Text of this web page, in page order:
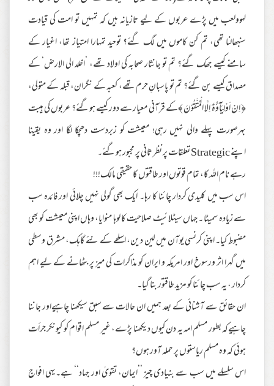
لہوولعب میں پڑے عربوں کے لیے تازیانہ ہیں کہ تمہیں تو امت کی قیادت
سنبھالنا تھی، تم کن کاموں میں لگ گئے؟ توحید تمہارا امتیاز تھا، اغیار کے
سامنے کیسے جھک گئے؟ تم تو جانثار صحابہ کی اولاد تھے، ’اخلد الی الارض‘ کے
مصداق کیسے بن گئے؟ تم تو پاسبانِ حرم تھے، کعبہ کے نگران، قبلہ کے متولی،
﴿ اِنْ اَوْلِيَآؤُهٗۤ اِلَّا الْمُتَّقُوْنَ ﴾کے قرآنی معیار سے دور کیسے ہوگئے؟ عربوں کی ہیبت
بہرصورت پہلے والی نہیں رہی؛ معیشت کو زبردست دھچکا لگا اور وہ یقینا
اپنے Strategic تعلقات پر نظر ثانی پر مجبور ہوگئے۔
رہے نام اللہ کا، تمام قوتوں اور طاقتوں کا حقیقی مالک!!!
اس سب میں کلیدی کردار چائنا کا رہا۔ ایک بھی گولی نہیں چلائی اور فائدہ سب
سے زیادہ سمیٹا ۔ جہاں سیٹلائیٹ صلاحیت کا لوہا منوایا، وہاں اپنی معیشت کو بھی
مضبوط کیا۔ اپنی کرنسی یوآن میں لین دین، اسلحے کے نئے گاہک، مشرق وسطی
میں گہرا اثر ورسوخ اور امریکہ و ایران کو مذاکرات کی میز پر بٹھانے کے لیے اہم
کردار ، یہ سب چائنا کو مزید طاقتور بنا گیا۔
ان حقائق سے آشنائی کے بعد ہمیں ان حالات سے سبق سیکھنا چاہیےاور جاننا
چاہیےکہ بطور مسلم امہ یہ دن کیوں دیکھنا پڑے، غیر مسلم اقوام کو کیونکر جرأت
ہوئی کہ وہ مسلم ریاستوں پر حملہ آور ہوں؟
اس سلسلے میں سب سے بنیادی چیز ’’ایمان، تقویٰ اور جہاد‘‘ ہے۔یہی افواجِ